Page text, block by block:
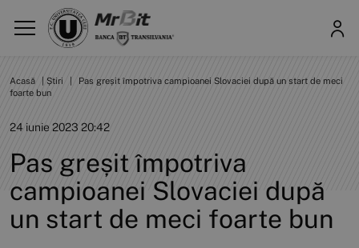
Acasă Știri
Pas greșit împotriva campioanei Slovaciei după un start de meci
foarte bun
24 iunie 2023 20:42
Pas greșit împotriva
campioanei Slovaciei după
un start de meci foarte bun